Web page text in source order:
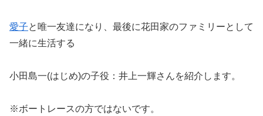
愛子と唯一友達になり、最後に花田家のファミリーとして
一緒に生活する
小田島一(はじめ)の子役：井上一輝さんを紹介します。
※ボートレースの方ではないです。